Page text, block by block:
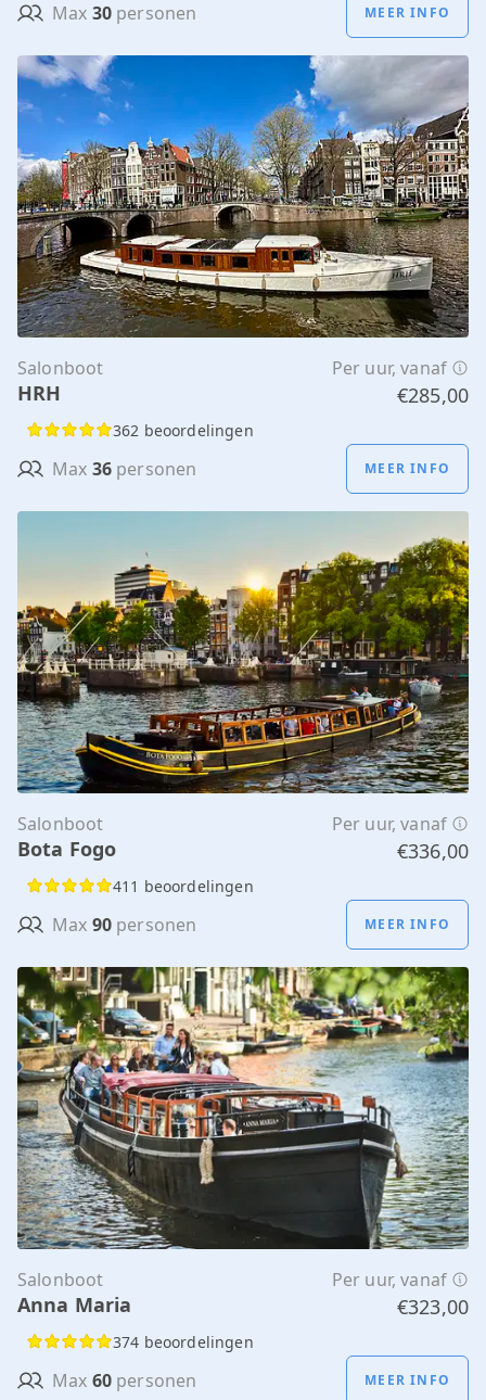
Max 30personen MEER INFO
Salonboot Per uur, vanaf
HRH €285,00
362 beoordelingen
Max 36personen MEER INFO
Salonboot Per uur, vanaf
Bota Fogo €336,00
411 beoordelingen
Max 90personen MEER INFO
Salonboot Per uur, vanaf
Anna Maria €323,00
374 beoordelingen
Max 60personen MEER INFO